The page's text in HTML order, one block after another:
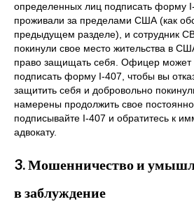
определенных лиц подписать форму
проживали за пределами США (как
предыдущем разделе), и сотрудник
покинули свое место жительства в
право защищать себя. Офицер может
подписать форму I-407, чтобы вы
защитить себя и добровольно
намерены продолжить свое
подписывайте I-407 и обратитесь к
адвокату.
3. Мошенничество и
в заблуждение